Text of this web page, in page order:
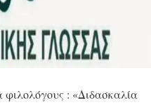
: «Διδασκαλία